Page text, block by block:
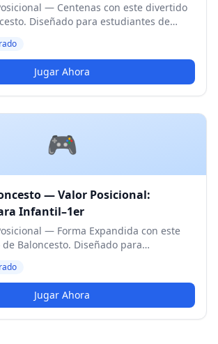
— Centenas con este divertido
Diseñado para estudiantes de
Jugar Ahora
🎮
— Valor Posicional:
Infantil–1er
— Forma Expandida con este
Baloncesto. Diseñado para
Jugar Ahora